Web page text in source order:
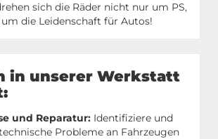
sich die Räder nicht nur um PS,
die Leidenschaft für Autos!
in unserer Werkstatt
und Reparatur: Identifiziere und
Probleme an Fahrzeugen